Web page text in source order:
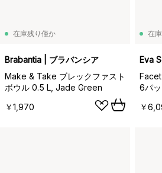
在庫残り僅か
Brabantia | ブラバンシア
Make & Take ブレックファスト
ボウル 0.5 L, Jade Green
￥1,970
在
Eva
6パ
￥